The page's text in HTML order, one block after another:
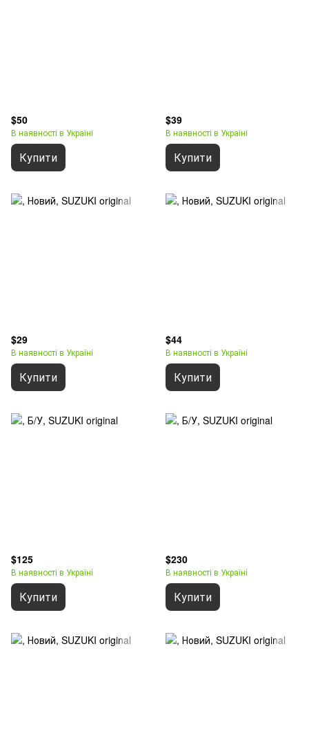
$50
В наявності в Україні
Купити
$39
В наявності в Україні
Купити
$29
В наявності в Україні
Купити
$44
В наявності в Україні
Купити
$125
В наявності в Україні
Купити
$230
В наявності в Україні
Купити